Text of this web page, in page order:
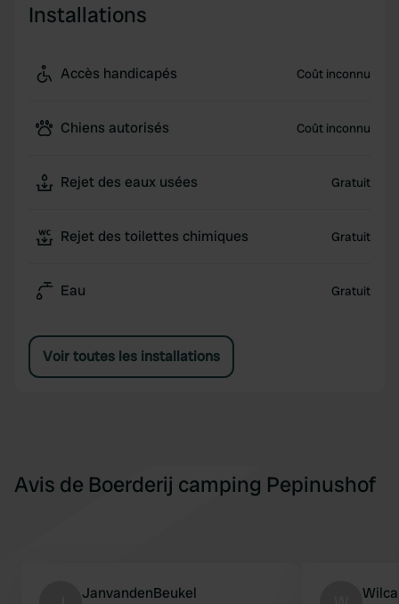
Installations
Accès handicapés Coût inconnu
Chiens autorisés Coût inconnu
Rejet des eaux usées Gratuit
Rejet des toilettes chimiques Gratuit
Eau Gratuit
Voir toutes les installations
Avis de Boerderij camping Pepinushof
JanvandenBeukel